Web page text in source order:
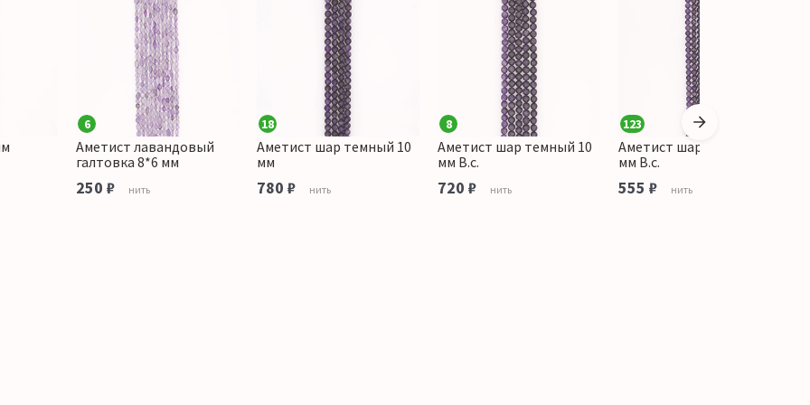
6
Аметист лавандовый
галтовка 8*6 мм
250 ₽ нить
18
Аметист шар темный 10
мм
780 ₽ нить
8
Аметист шар темный 10
мм В.с.
720 ₽ нить
123
Аметист шар темный 8
мм В.с.
555 ₽ нить